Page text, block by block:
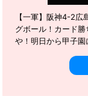
【一軍】阪神4-2広
グボール！カード
や！明日から甲子